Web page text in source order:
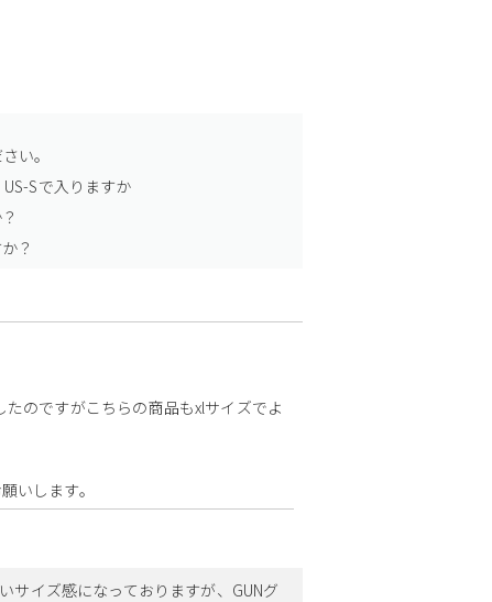
い。
Sで入りますか
？
のですがこちらの商品もxlサイズでよ
いします。
サイズ感になっておりますが、GUNグ